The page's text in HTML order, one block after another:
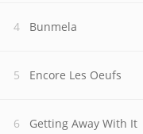
Bunmela
Encore Les Oeufs
Getting Away With It